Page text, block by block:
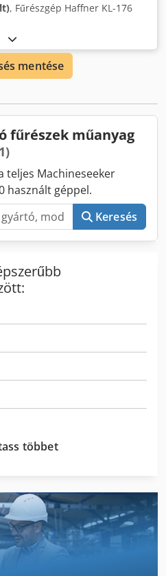
, Fűrészgép Haffner KL-176
mentése
fűrészek műanyag
teljes Machineseeker
használt géppel.
Keresés
többet